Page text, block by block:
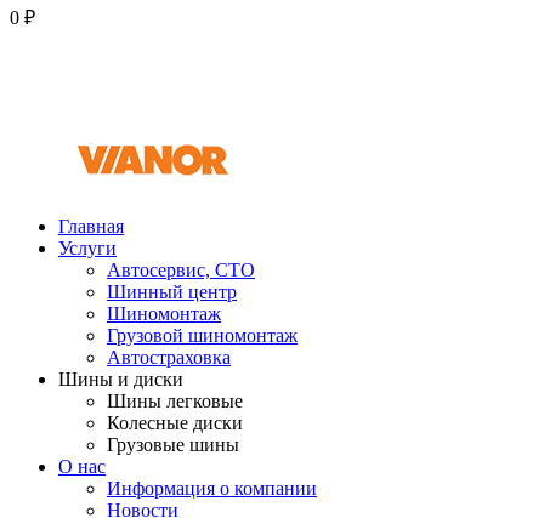
0 ₽
Главная
Услуги
Автосервис, СТО
Шинный центр
Шиномонтаж
Грузовой шиномонтаж
Автостраховка
Шины и диски
Шины легковые
Колесные диски
Грузовые шины
О нас
Информация о компании
Новости